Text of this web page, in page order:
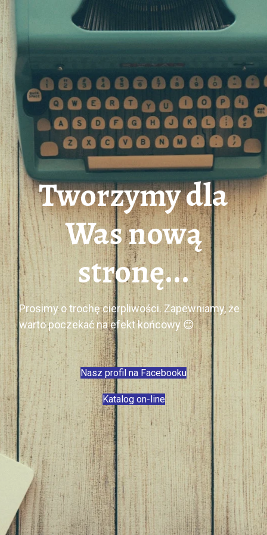
Tworzymy dla
Was nową
stronę...
Prosimy o trochę cierpliwości. Zapewniamy, że
warto poczekać na efekt końcowy 😊
Nasz profil na Facebooku
Katalog on-line